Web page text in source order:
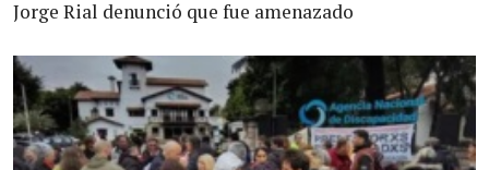
Jorge Rial denunció que fue amenazado